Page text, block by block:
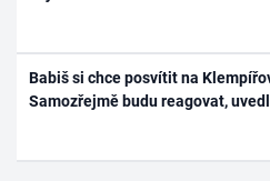
Babiš si chce posvítit na
Samozřejmě budu reagovat, uvedl